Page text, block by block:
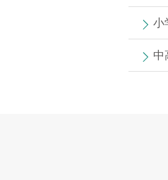
小
中